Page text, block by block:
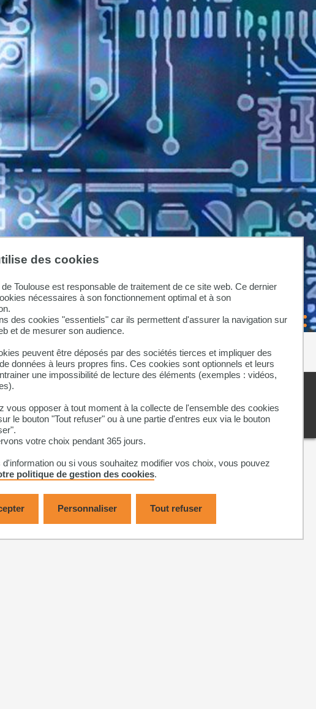
des cookies
Toulouse est responsable de traitement de ce site web. Ce dernier
nécessaires à son fonctionnement optimal et à son
des cookies "essentiels" car ils permettent d'assurer la navigation sur
et de mesurer son audience.
peuvent être déposés par des sociétés tierces et impliquer des
données à leurs propres fins. Ces cookies sont optionnels et leurs
une impossibilité de lecture des éléments (exemples : vidéos,
vous opposer à tout moment à la collecte de l'ensemble des cookies
le bouton "Tout refuser" ou à une partie d'entres eux via le bouton
votre choix pendant 365 jours.
ou si vous souhaitez modifier vos choix, vous pouvez
politique de gestion des cookies.
Tout refuser
Personnaliser
verser votre taxe
Plus d'informations